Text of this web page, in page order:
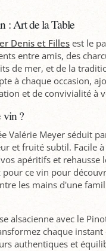
: Art de la Table
Denis et Filles est le
entre amis, des
de mer, et de la
à chaque occasion,
et de convivialité à
vin ?
Valérie Meyer séduit
et fruité subtil. Facile
apéritifs et rehausse
ce vin pour
les mains d'une
alsacienne avec le
chaque instant
authentiques et